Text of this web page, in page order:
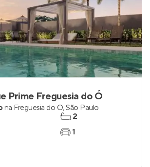
Prime Freguesia do Ó
na Freguesia do Ó,São Paulo
2
1